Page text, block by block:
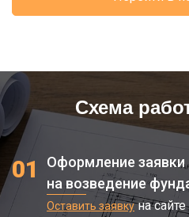
Схема
01
Оформление заявки
на возведение
Оставить заявкуна